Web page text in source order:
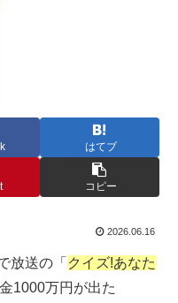
はてブ
コピー
2026.06.16
放送の「 クイズ!あなた
1000万円が出た